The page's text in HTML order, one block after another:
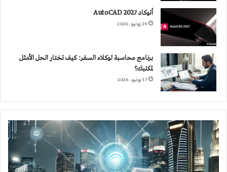
أتوكاد 2027 AutoCAD
29 يونيو، 2026
برنامج محاسبة لوكلاء السفر: كيف تختار الحل الأمثل
لمكتبك؟
17 يونيو، 2026
إنترنت
الضوء
Internet
of
lighting